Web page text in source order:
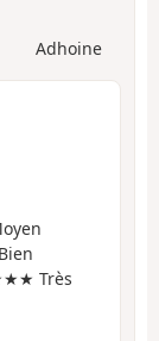
Adhoine
Très